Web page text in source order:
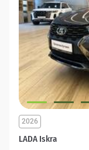
LADA Iskra
2026